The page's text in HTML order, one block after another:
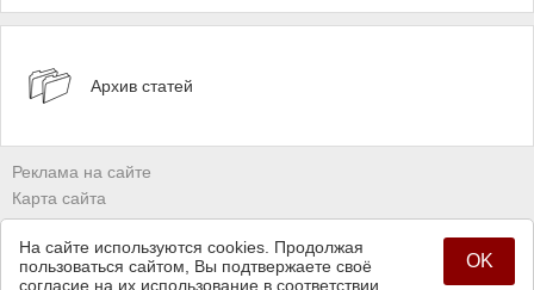
Архив статей
Реклама на сайте
Карта сайта
Владельцам сайтов
Политика конфиденциальности
OK
На сайте используются cookies. Продолжая
пользоваться сайтом, Вы подтвержаете своё
согласие на их использование в соответствии